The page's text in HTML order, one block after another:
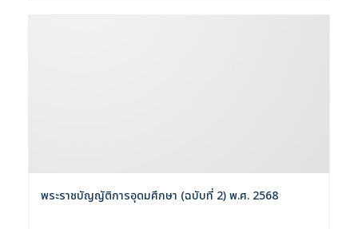
พระราชบัญญัติการอุดมศึกษา (ฉบับที่ 2) พ.ศ. 2568